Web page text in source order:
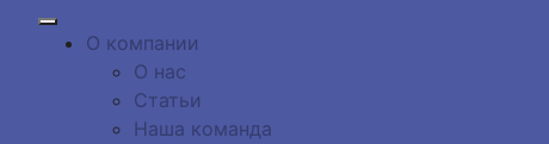
О компании
О нас
Статьи
Наша команда